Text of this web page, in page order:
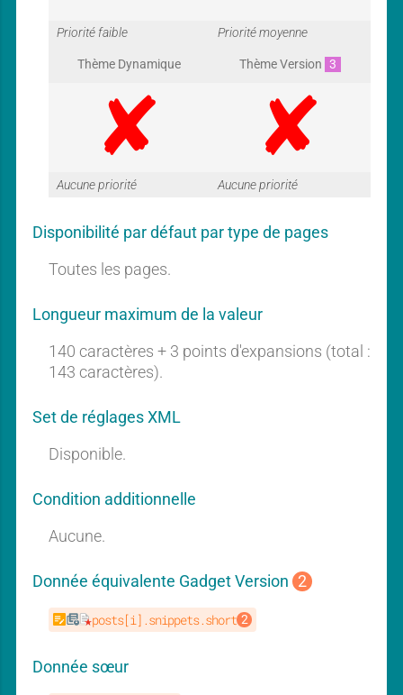
G
a
r
a
n
t
i
e
Priorité faible
G
a
r
a
i
Priorité moyenne
Thème Dynamique
G
a
r
a
n
t
Aucune priorité
Thème Version 3
G
a
r
n
Aucune priorité
Disponibilité par défaut par type de pages
Toutes les pages.
Longueur maximum de la valeur
140 caractères + 3 points d'expansions (total :
143 caractères).
Set de réglages XML
Disponible.
Condition additionnelle
Aucune.
Donnée équivalente Gadget Version 2
posts[i].snippets.short
Donnée sœur